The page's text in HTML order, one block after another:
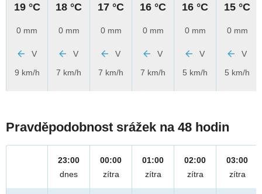
19 °C
0 mm
V
9 km/h
18 °C
0 mm
V
7 km/h
17 °C
0 mm
V
7 km/h
16 °C
0 mm
V
7 km/h
16 °C
0 mm
V
5 km/h
15 °C
0 mm
V
5 km/h
Pravděpodobnost srážek na 48 hodin
23:00
dnes
00:00
zítra
01:00
zítra
02:00
zítra
03:00
zítra